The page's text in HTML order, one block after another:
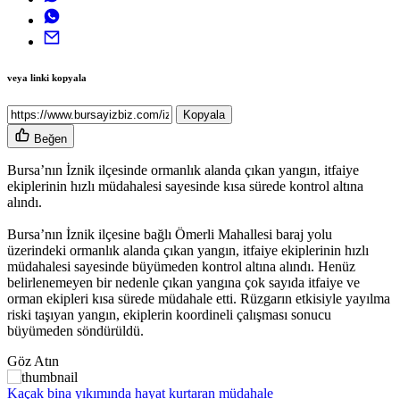
veya linki kopyala
Kopyala
Beğen
Bursa’nın İznik ilçesinde ormanlık alanda çıkan yangın, itfaiye
ekiplerinin hızlı müdahalesi sayesinde kısa sürede kontrol altına
alındı.
Bursa’nın İznik ilçesine bağlı Ömerli Mahallesi baraj yolu
üzerindeki ormanlık alanda çıkan yangın, itfaiye ekiplerinin hızlı
müdahalesi sayesinde büyümeden kontrol altına alındı. Henüz
belirlenemeyen bir nedenle çıkan yangına çok sayıda itfaiye ve
orman ekipleri kısa sürede müdahale etti. Rüzgarın etkisiyle yayılma
riski taşıyan yangın, ekiplerin koordineli çalışması sonucu
büyümeden söndürüldü.
Göz Atın
Kaçak bina yıkımında hayat kurtaran müdahale